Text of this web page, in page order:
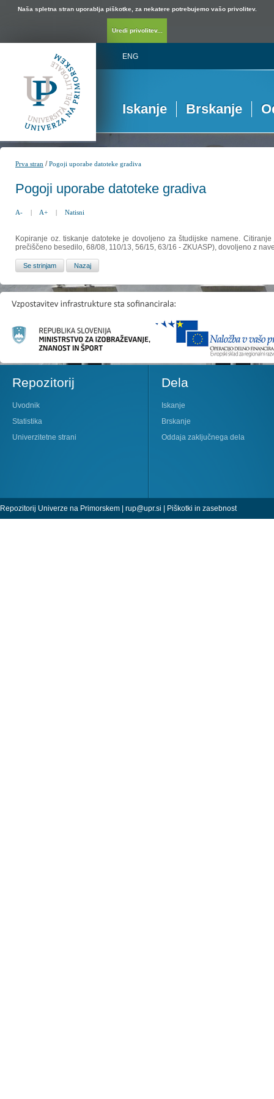
Naša spletna stran uporablja piškotke, za nekatere potrebujemo vašo privolitev.
Uredi privolitev...
ENG
Iskanje Brskanje
Prva stran /Pogoji uporabe datoteke gradiva
Pogoji uporabe datoteke gradiva
A- | A+ | Natisni
Kopiranje oz. tiskanje datoteke je dovoljeno za študijske namene.
prečiščeno besedilo, 68/08, 110/13, 56/15, 63/16 - ZKUASP), dovoljeno z
Repozitorij
Uvodnik
Statistika
Univerzitetne strani
Dela
Iskanje
Brskanje
Oddaja zaključnega dela
Repozitorij Univerze na Primorskem | rup@upr.si | Piškotki in zasebnost